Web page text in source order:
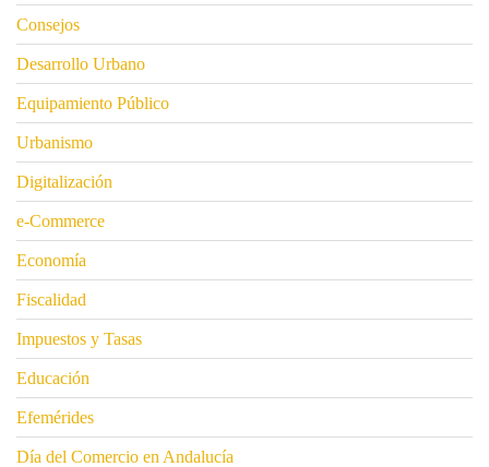
Consejos
Desarrollo Urbano
Equipamiento Público
Urbanismo
Digitalización
e-Commerce
Economía
Fiscalidad
Impuestos y Tasas
Educación
Efemérides
Día del Comercio en Andalucía